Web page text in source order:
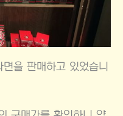
을 판매하고 있었습니